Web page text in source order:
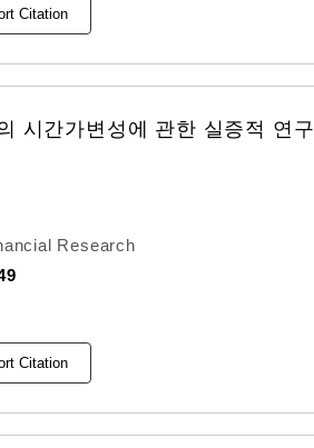
Citation
시간가변성에 관한 실증적 연구
Research
Citation